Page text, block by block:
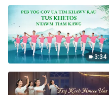
3:34